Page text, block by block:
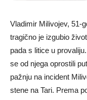
Vladimir Milivojev, 51-
tragično je izgubio
pada s litice u
se od njega oprostili
pažnju na incident
stene na Tari. Prema